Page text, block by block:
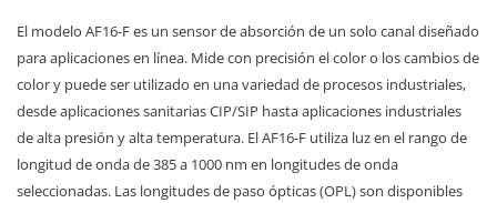
El modelo AF16-F es un sensor de absorción de un solo canal diseñado
para aplicaciones en línea. Mide con precisión el color o los cambios de
color y puede ser utilizado en una variedad de procesos industriales,
desde aplicaciones sanitarias CIP/SIP hasta aplicaciones industriales
de alta presión y alta temperatura. El AF16-F utiliza luz en el rango de
longitud de onda de 385 a 1000 nm en longitudes de onda
seleccionadas. Las longitudes de paso ópticas (OPL) son disponibles